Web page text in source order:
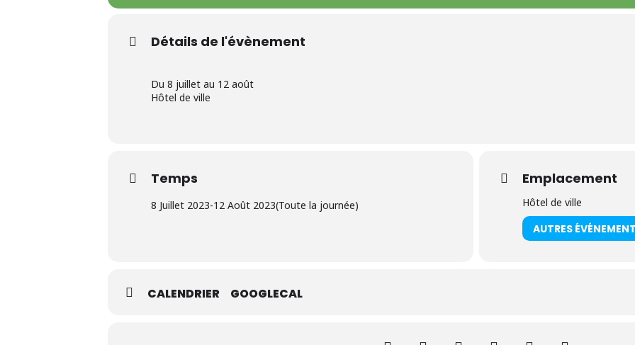
Détails de l'évènement
Du 8 juillet au 12 août
Hôtel de ville
Temps
8 Juillet 2023-12 Août 2023(Toute la journée)
Emplacement
Hôtel de ville
AUTRES
CALENDRIER GOOGLECAL